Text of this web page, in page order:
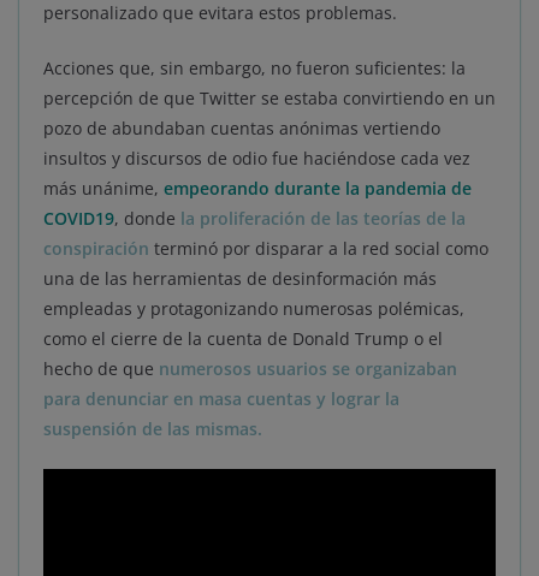
personalizado que evitara estos problemas.
Acciones que, sin embargo, no fueron suficientes: la
percepción de que Twitter se estaba convirtiendo en un
pozo de abundaban cuentas anónimas vertiendo
insultos y discursos de odio fue haciéndose cada vez
más unánime, empeorando durante la pandemia de
COVID19, donde la proliferación de las teorías de la
conspiración terminó por disparar a la red social como
una de las herramientas de desinformación más
empleadas y protagonizando numerosas polémicas,
como el cierre de la cuenta de Donald Trump o el
hecho de que numerosos usuarios se organizaban
para denunciar en masa cuentas y lograr la
suspensión de las mismas.